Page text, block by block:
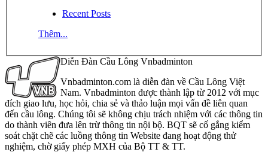
Recent Posts
Thêm...
Diễn Đàn Cầu Lông Vnbadminton
Vnbadminton.com là diễn đàn về Cầu Lông Việt
Nam. Vnbadminton được thành lập từ 2012 với mục
đích giao lưu, học hỏi, chia sẻ và thảo luận mọi vấn đề liên quan
đến cầu lông. Chúng tôi sẽ không chịu trách nhiệm với các thông tin
do thành viên đưa lên trừ thông tin nội bộ. BQT sẽ cố gắng kiểm
soát chặt chẽ các luồng thông tin Website đang hoạt động thử
nghiệm, chờ giấy phép MXH của Bộ TT & TT.